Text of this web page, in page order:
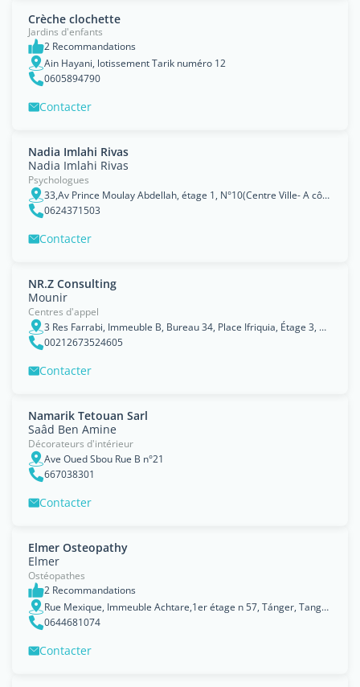
Crèche clochette
Jardins d'enfants
2 Recommandations
Ain Hayani, lotissement Tarik numéro 12
0605894790
Contacter
Nadia Imlahi Rivas
Nadia Imlahi Rivas
Psychologues
33,Av Prince Moulay Abdellah, étage 1, N°10(Centre Ville- A côté Pâtisserie Rahmouni)
0624371503
Contacter
NR.Z Consulting
Mounir
Centres d'appel
3 Res Farrabi, Immeuble B, Bureau 34, Place Ifriquia, Étage 3, 90000
00212673524605
Contacter
Namarik Tetouan Sarl
Saâd Ben Amine
Décorateurs d'intérieur
Ave Oued Sbou Rue B n°21
667038301
Contacter
Elmer Osteopathy
Elmer
Ostéopathes
2 Recommandations
Rue Mexique, Immeuble Achtare,1er étage n 57, Tánger, Tanger-Tétouan
0644681074
Contacter